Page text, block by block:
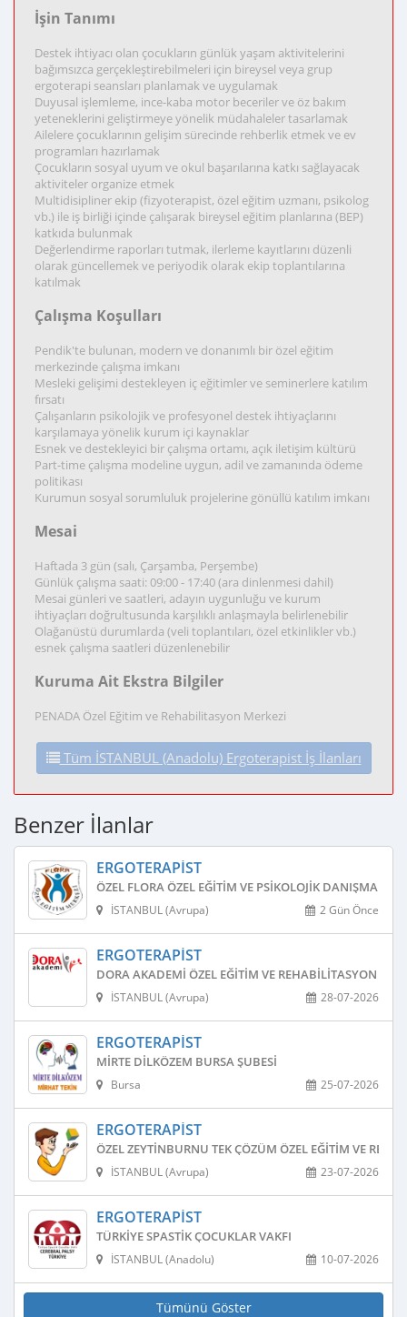
İşin Tanımı
Destek ihtiyacı olan çocukların günlük yaşam aktivitelerini
bağımsızca gerçekleştirebilmeleri için bireysel veya grup
ergoterapi seansları planlamak ve uygulamak
Duyusal işlemleme, ince-kaba motor beceriler ve öz bakım
yeteneklerini geliştirmeye yönelik müdahaleler tasarlamak
Ailelere çocuklarının gelişim sürecinde rehberlik etmek ve ev
programları hazırlamak
Çocukların sosyal uyum ve okul başarılarına katkı sağlayacak
aktiviteler organize etmek
Multidisipliner ekip (fizyoterapist, özel eğitim uzmanı, psikolog
vb.) ile iş birliği içinde çalışarak bireysel eğitim planlarına (BEP)
katkıda bulunmak
Değerlendirme raporları tutmak, ilerleme kayıtlarını düzenli
olarak güncellemek ve periyodik olarak ekip toplantılarına
katılmak
Çalışma Koşulları
Pendik'te bulunan, modern ve donanımlı bir özel eğitim
merkezinde çalışma imkanı
Mesleki gelişimi destekleyen iç eğitimler ve seminerlere katılım
fırsatı
Çalışanların psikolojik ve profesyonel destek ihtiyaçlarını
karşılamaya yönelik kurum içi kaynaklar
Esnek ve destekleyici bir çalışma ortamı, açık iletişim kültürü
Part-time çalışma modeline uygun, adil ve zamanında ödeme
politikası
Kurumun sosyal sorumluluk projelerine gönüllü katılım imkanı
Mesai
Haftada 3 gün (salı, Çarşamba, Perşembe)
Günlük çalışma saati: 09:00 - 17:40 (ara dinlenmesi dahil)
Mesai günleri ve saatleri, adayın uygunluğu ve kurum
ihtiyaçları doğrultusunda karşılıklı anlaşmayla belirlenebilir
Olağanüstü durumlarda (veli toplantıları, özel etkinlikler vb.)
esnek çalışma saatleri düzenlenebilir
Kuruma Ait Ekstra Bilgiler
PENADA Özel Eğitim ve Rehabilitasyon Merkezi
Tüm İSTANBUL (Anadolu) Ergoterapist İş İlanları
Benzer İlanlar
ERGOTERAPIST
ÖZEL FLORA ÖZEL EĞITIM VE PSIKOLOJIK DANIŞMANLIK
2 Gün Önce
İSTANBUL (Avrupa)
ERGOTERAPIST
DORA AKADEMI ÖZEL EĞITIM VE REHABILITASYON
28-07-2026
İSTANBUL (Avrupa)
ERGOTERAPIST
MIRTE DILKÖZEM BURSA ŞUBESI
25-07-2026
Bursa
ERGOTERAPIST
ÖZEL ZEYTINBURNU TEK ÇÖZÜM ÖZEL EĞITIM VE
23-07-2026
İSTANBUL (Avrupa)
ERGOTERAPIST
TÜRKIYE SPASTIK ÇOCUKLAR VAKFI
10-07-2026
İSTANBUL (Anadolu)
Tümünü Göster